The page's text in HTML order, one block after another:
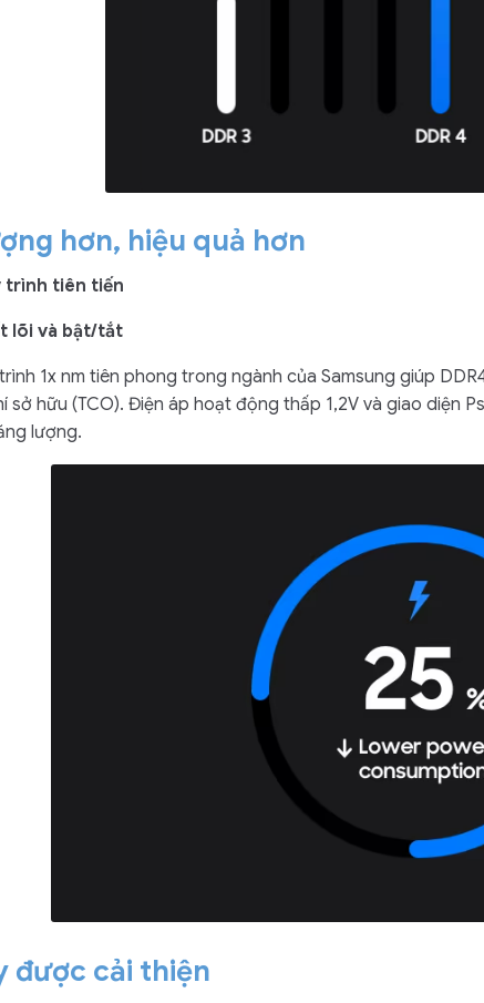
hơn, hiệu quả hơn
trình tiên tiến
lõi và bật/tắt
1x nm tiên phong trong ngành của Samsung giúp
sở hữu (TCO). Điện áp hoạt động thấp 1,2V và giao diện
lượng.
được cải thiện